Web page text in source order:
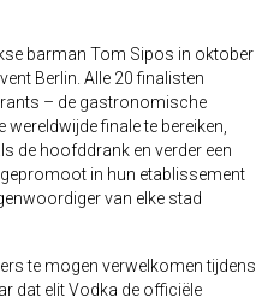
barman Tom Sipos in oktober
Berlin. Alle 20 finalisten
– de gastronomische
finale te bereiken,
de hoofddrank en verder een
in hun etablissement
van elke stad
te mogen verwelkomen tijdens
dat elit Vodka de officiële